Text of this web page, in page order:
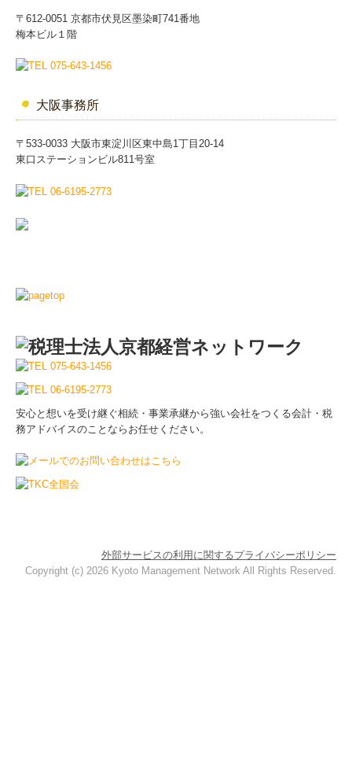
〒612-0051 京都市伏見区墨染町741番地
梅本ビル１階
大阪事務所
〒533-0033 大阪市東淀川区東中島1丁目20-14
東口ステーションビル811号室
安心と想いを受け継ぐ相続・事業承継から強い会社をつくる会計・税
務アドバイスのことならお任せください。
外部サービスの利用に関するプライバシーポリシー
Copyright (c) 2026 Kyoto Management Network All Rights Reserved.